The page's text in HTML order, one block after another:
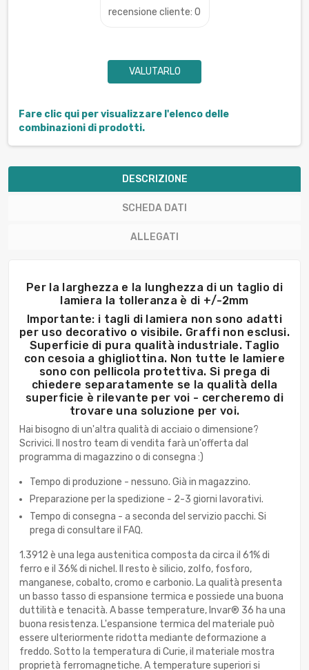
recensione cliente: 0
VALUTARLO
Fare clic qui per visualizzare l'elenco delle
combinazioni di prodotti.
DESCRIZIONE
SCHEDA DATI
ALLEGATI
Per la larghezza e la lunghezza di un taglio di
lamiera la tolleranza è di +/-2mm
Importante: i tagli di lamiera non sono adatti
per uso decorativo o visibile. Graffi non esclusi.
Superficie di pura qualità industriale. Taglio
con cesoia a ghigliottina. Non tutte le lamiere
sono con pellicola protettiva. Si prega di
chiedere separatamente se la qualità della
superficie è rilevante per voi - cercheremo di
trovare una soluzione per voi.
Hai bisogno di un'altra qualità di acciaio o dimensione?
Scrivici. Il nostro team di vendita farà un'offerta dal
programma di magazzino o di consegna :)
Tempo di produzione - nessuno. Già in magazzino.
Preparazione per la spedizione - 2-3 giorni lavorativi.
Tempo di consegna - a seconda del servizio pacchi. Si
prega di consultare il FAQ.
1.3912 è una lega austenitica composta da circa il 61% di
ferro e il 36% di nichel. Il resto è silicio, zolfo, fosforo,
manganese, cobalto, cromo e carbonio. La qualità presenta
un basso tasso di espansione termica e possiede una buona
duttilità e tenacità. A basse temperature, Invar® 36 ha una
buona resistenza. L'espansione termica del materiale può
essere ulteriormente ridotta mediante deformazione a
freddo. Sotto la temperatura di Curie, il materiale mostra
proprietà ferromagnetiche. A temperature superiori si